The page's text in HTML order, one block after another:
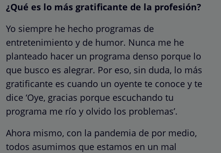
¿Qué es lo más gratificante de la profesión?
Yo siempre he hecho programas de
entretenimiento y de humor. Nunca me he
planteado hacer un programa denso porque lo
que busco es alegrar. Por eso, sin duda, lo más
gratificante es cuando un oyente te conoce y te
dice ‘Oye, gracias porque escuchando tu
programa me río y olvido los problemas’.
Ahora mismo, con la pandemia de por medio,
todos asumimos que estamos en un mal